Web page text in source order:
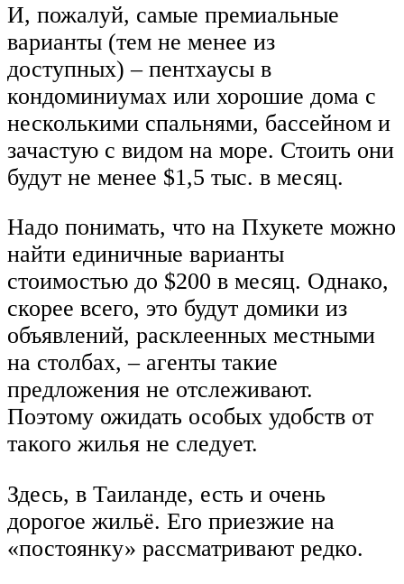
И, пожалуй, самые премиальные
варианты (тем не менее из
доступных) – пентхаусы в
кондоминиумах или хорошие дома с
несколькими спальнями, бассейном и
зачастую с видом на море. Стоить они
будут не менее $1,5 тыс. в месяц.
Надо понимать, что на Пхукете можно
найти единичные варианты
стоимостью до $200 в месяц. Однако,
скорее всего, это будут домики из
объявлений, расклеенных местными
на столбах, – агенты такие
предложения не отслеживают.
Поэтому ожидать особых удобств от
такого жилья не следует.
Здесь, в Таиланде, есть и очень
дорогое жильё. Его приезжие на
«постоянку» рассматривают редко.